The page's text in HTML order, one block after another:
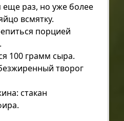
раз, но уже более
всмятку.
порцией
100 грамм сыра.
творог
стакан